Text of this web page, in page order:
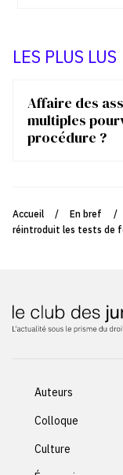
LES PLUS LUS
Affaire des
multiples
procédure ?
Accueil / En bref /
réintroduit les tests de
Auteurs
Colloque
Culture